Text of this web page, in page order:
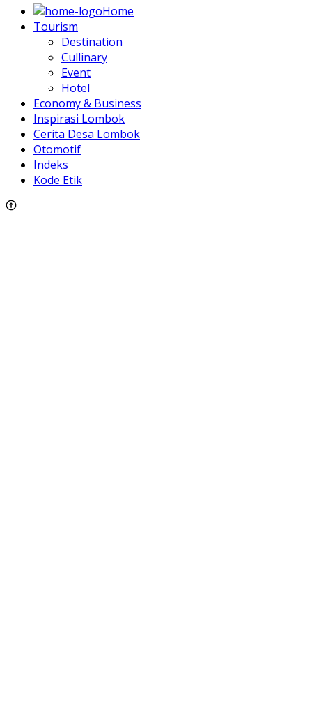
Home
Tourism
Destination
Cullinary
Event
Hotel
Economy & Business
Inspirasi Lombok
Cerita Desa Lombok
Otomotif
Indeks
Kode Etik